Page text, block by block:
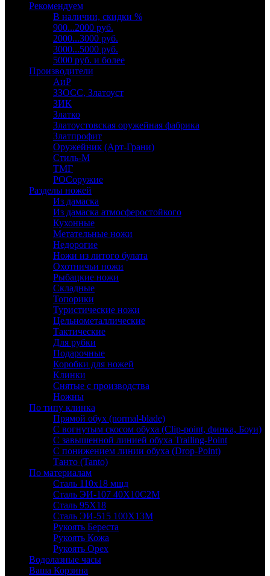
Рекомендуем
В наличии, скидки %
900...2000 руб.
2000...3000 руб.
3000...5000 руб.
5000 руб. и более
Производители
АиР
ЗЗОСС, Златоуст
ЗИК
Златко
Златоустовская оружейная фабрика
Златпрофит
Оружейник (Арт-Грани)
Стиль-М
ТМГ
РОСоружие
Разделы ножей
Из дамаска
Из дамаска атмосферостойкого
Кухонные
Метательные ножи
Недорогие
Ножи из литого булата
Охотничьи ножи
Рыбацкие ножи
Складные
Топорики
Туристические ножи
Цельнометаллические
Тактические
Для рубки
Подарочные
Коробки для ножей
Клинки
Снятые с производства
Ножны
По типу клинка
Прямой обух (normal-blade)
С вогнутым скосом обуха (Clip-point, финка, Боуи)
С завышенной линией обуха Trailing-Point
С понижением линии обуха (Drop-Point)
Танто (Tanto)
По материалам
Сталь 110х18 мшд
Сталь ЭИ-107 40Х10С2М
Сталь 95Х18
Сталь ЭИ-515 100Х13М
Рукоять Береста
Рукоять Кожа
Рукоять Орех
Водолазные часы
Ваша Корзина